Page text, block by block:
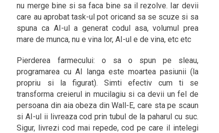
nu merge bine si sa faca bine sa il rezolve. Iar devii
care au aprobat task-ul pot oricand sa se scuze si sa
spuna ca AI-ul a generat codul asa, volumul prea
mare de munca, nu e vina lor, AI-ul e de vina, etc etc
Pierderea farmecului: o sa o spun pe sleau,
programarea cu AI langa este moartea pasiunii (la
propriu si la figurat). Simti efectiv cum ti se
transforma creierul in mucilagiu si ca devii un fel de
persoana din aia obeza din Wall-E, care sta pe scaun
si AI-ul ii livreaza cod prin tubul de la paharul cu suc.
Sigur, livrezi cod mai repede, cod pe care il intelegi